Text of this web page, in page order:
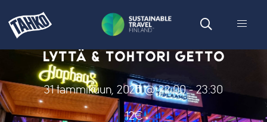
LYTTÄ & TOHTORI GETTO
31 tammikuun, 2025 @ 22:00-23:30
12€